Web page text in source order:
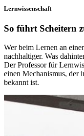
Lernwissenschaft
So führt Scheitern
Wer beim Lernen an
nachhaltiger. Was
Der Professor für
einen Mechanismus, der
bekannt ist.